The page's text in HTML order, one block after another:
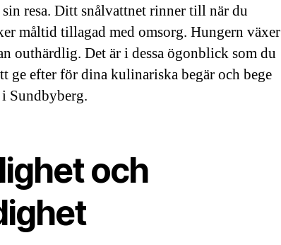
resa. Ditt snålvattnet rinner till när du
måltid tillagad med omsorg. Hungern växer
outhärdlig. Det är i dessa ögonblick som du
ge efter för dina kulinariska begär och bege
Sundbyberg.
och